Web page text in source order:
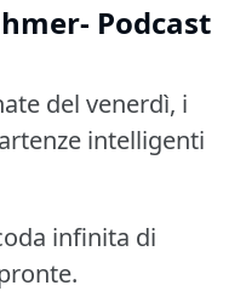
Podcast
del venerdì, i
intelligenti
infinita di